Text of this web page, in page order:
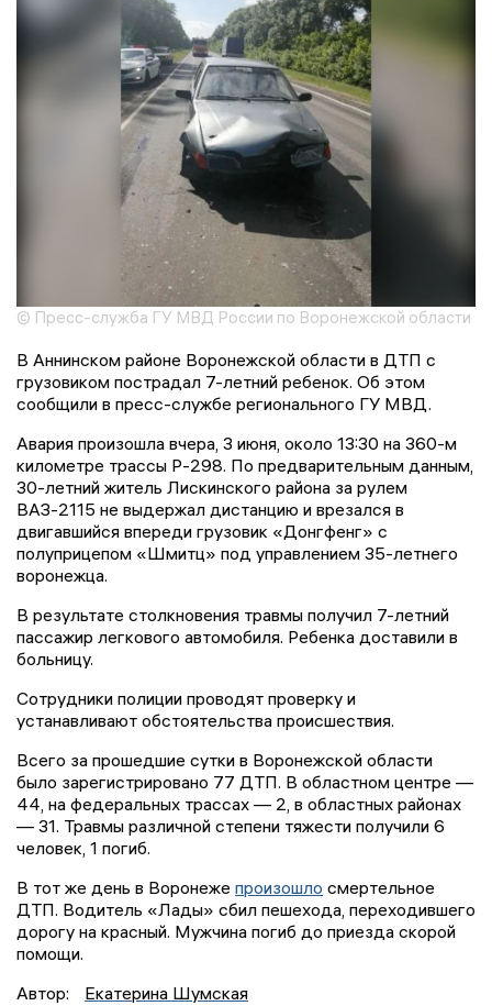
© Пресс-служба ГУ МВД России по Воронежской области
В Аннинском районе Воронежской области в ДТП с
грузовиком пострадал 7-летний ребенок. Об этом
сообщили в пресс-службе регионального ГУ МВД.
Авария произошла вчера, 3 июня, около 13:30 на 360-м
километре трассы Р-298. По предварительным данным,
30-летний житель Лискинского района за рулем
ВАЗ-2115 не выдержал дистанцию и врезался в
двигавшийся впереди грузовик «Донгфенг» с
полуприцепом «Шмитц» под управлением 35-летнего
воронежца.
В результате столкновения травмы получил 7-летний
пассажир легкового автомобиля. Ребенка доставили в
больницу.
Сотрудники полиции проводят проверку и
устанавливают обстоятельства происшествия.
Всего за прошедшие сутки в Воронежской области
было зарегистрировано 77 ДТП. В областном центре —
44, на федеральных трассах — 2, в областных районах
— 31. Травмы различной степени тяжести получили 6
человек, 1 погиб.
В тот же день в Воронеже произошло смертельное
ДТП. Водитель «Лады» сбил пешехода, переходившего
дорогу на красный. Мужчина погиб до приезда скорой
помощи.
Автор:
Екатерина Шумская